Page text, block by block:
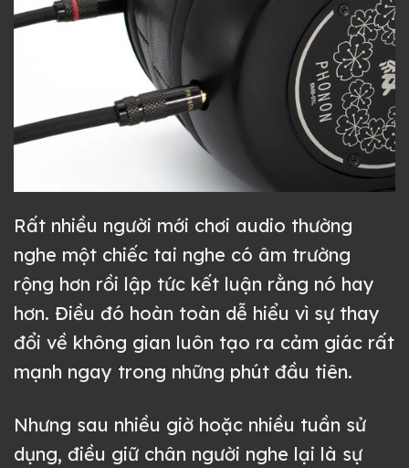
Rất nhiều người mới chơi audio thường
nghe một chiếc tai nghe có âm trường
rộng hơn rồi lập tức kết luận rằng nó hay
hơn. Điều đó hoàn toàn dễ hiểu vì sự thay
đổi về không gian luôn tạo ra cảm giác rất
mạnh ngay trong những phút đầu tiên.
Nhưng sau nhiều giờ hoặc nhiều tuần sử
dụng, điều giữ chân người nghe lại là sự